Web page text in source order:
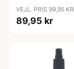
VEJL. PRIS 99,95 KR
89,95 kr